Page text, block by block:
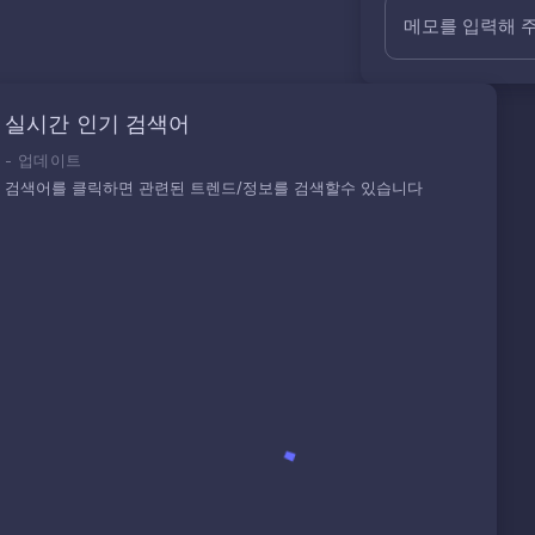
메모를 입력해
실시간 인기 검색어
- 업데이트
검색어를 클릭하면 관련된 트렌드/정보를 검색할수 있습니다